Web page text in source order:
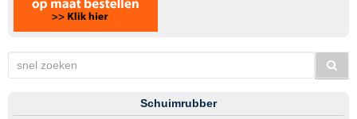
Schuimrubber